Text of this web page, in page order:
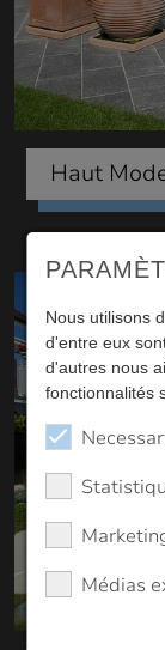
Haut
Nous utilisons
d'entre eux
d'autres nous
fonctionnalités
Médias